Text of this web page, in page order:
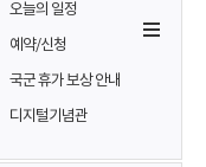
오늘의 일정
예약/신청
국군 휴가 보상 안내
디지털기념관